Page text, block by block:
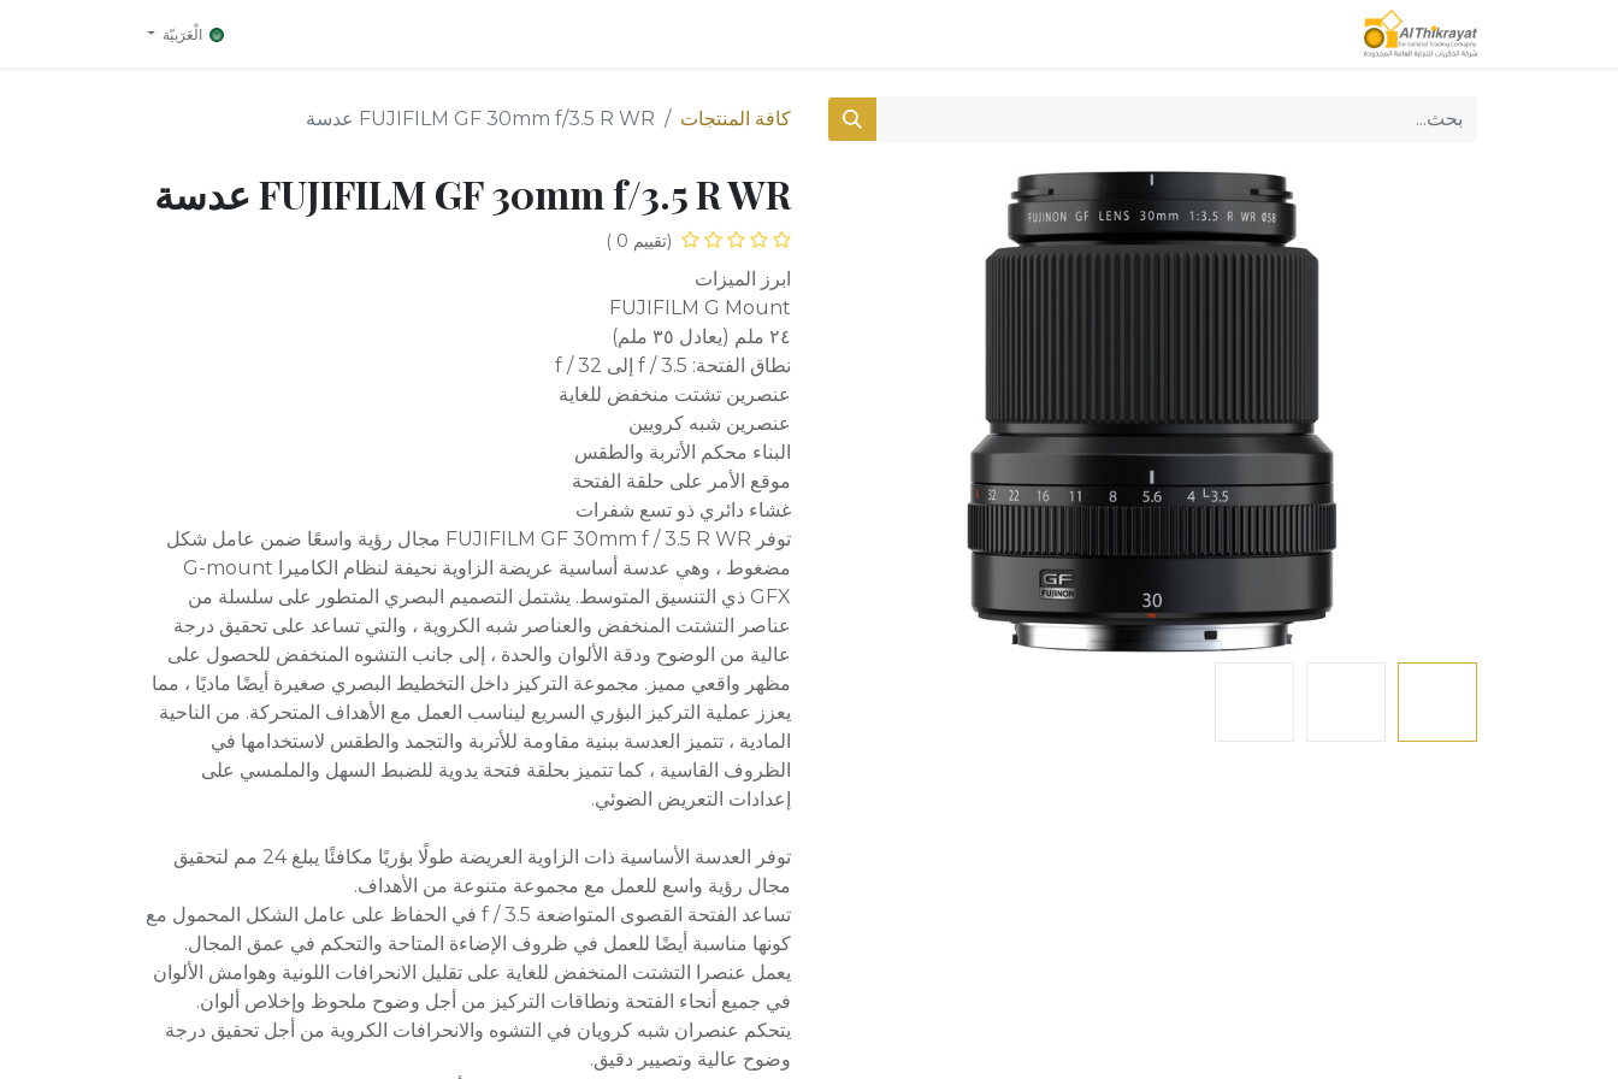
الْعَرَبيّة
كافة المنتجات FUJIFILM GF 30mm f/3.5 R WR عدسة
FUJIFILM GF 30mm f/3.5 R WR عدسة
(تقييم 0 )
ابرز الميزات
FUJIFILM G Mount
٢٤ ملم (يعادل ٣٥ ملم)
نطاق الفتحة: f / 3.5 إلى f / 32
عنصرين تشتت منخفض للغاية
عنصرين شبه كرويين
البناء محكم الأتربة والطقس
موقع الأمر على حلقة الفتحة
غشاء دائري ذو تسع شفرات
توفر FUJIFILM GF 30mm f / 3.5 R WR مجال رؤية واسعًا ضمن عامل شكل
مضغوط ، وهي عدسة أساسية عريضة الزاوية نحيفة لنظام الكاميرا G-mount
GFX ذي التنسيق المتوسط. يشتمل التصميم البصري المتطور على سلسلة من
عناصر التشتت المنخفض والعناصر شبه الكروية ، والتي تساعد على تحقيق درجة
عالية من الوضوح ودقة الألوان والحدة ، إلى جانب التشوه المنخفض للحصول على
مظهر واقعي مميز. مجموعة التركيز داخل التخطيط البصري صغيرة أيضًا ماديًا ، مما
يعزز عملية التركيز البؤري السريع ليناسب العمل مع الأهداف المتحركة. من الناحية
المادية ، تتميز العدسة ببنية مقاومة للأتربة والتجمد والطقس لاستخدامها في
الظروف القاسية ، كما تتميز بحلقة فتحة يدوية للضبط السهل والملمسي على
إعدادات التعريض الضوئي.
توفر العدسة الأساسية ذات الزاوية العريضة طولًا بؤريًا مكافئًا يبلغ 24 مم لتحقيق
مجال رؤية واسع للعمل مع مجموعة متنوعة من الأهداف.
تساعد الفتحة القصوى المتواضعة f / 3.5 في الحفاظ على عامل الشكل المحمول مع
كونها مناسبة أيضًا للعمل في ظروف الإضاءة المتاحة والتحكم في عمق المجال.
يعمل عنصرا التشتت المنخفض للغاية على تقليل الانحرافات اللونية وهوامش الألوان
في جميع أنحاء الفتحة ونطاقات التركيز من أجل وضوح ملحوظ وإخلاص ألوان.
يتحكم عنصران شبه كرويان في التشوه والانحرافات الكروية من أجل تحقيق درجة
وضوح عالية وتصيير دقيق.